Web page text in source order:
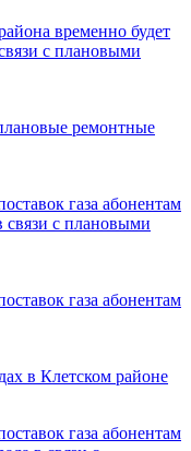
временно будет
с плановыми
ремонтные
газа абонентам
связи с плановыми
газа абонентам
в Клетском районе
газа абонентам